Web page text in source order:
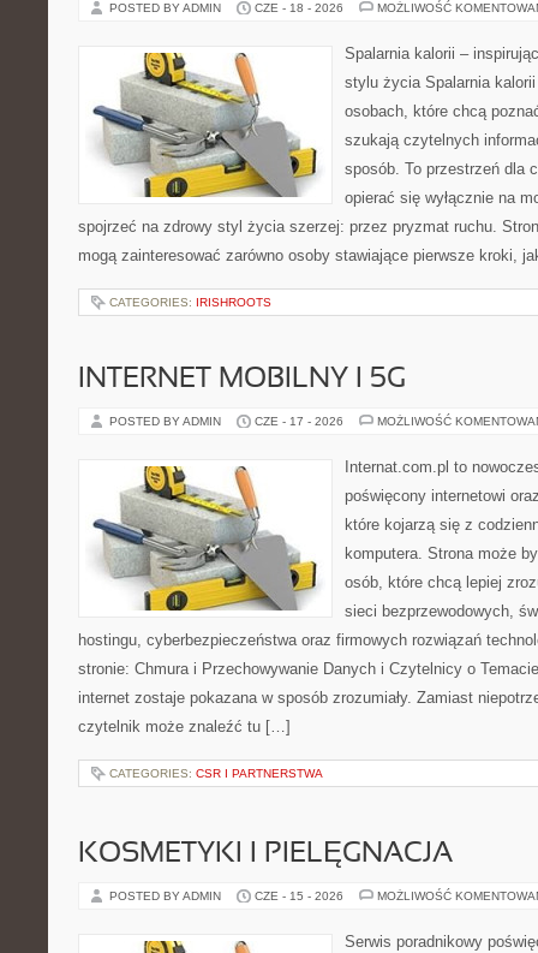
POSTED BY ADMIN CZE - 18 - 2026 MOŻLIWOŚĆ
Spalarnia kalorii –
stylu życia Spalarnia
osobach, które chcą
szukają czytelnych
sposób. To przestrzeń dla
opierać się wyłącznie na
spojrzeć na zdrowy styl życia szerzej: przez pryzmat ruchu.
mogą zainteresować zarówno osoby stawiające pierwsze kroki,
CATEGORIES: IRISHROOTS
INTERNET MOBILNY I 5G
POSTED BY ADMIN CZE - 17 - 2026 MOŻLIWOŚĆ
Internat.com.pl to
poświęcony internetowi
które kojarzą się z
komputera. Strona może
osób, które chcą lepiej
sieci bezprzewodowych,
hostingu, cyberbezpieczeństwa oraz firmowych rozwiązań
stronie: Chmura i Przechowywanie Danych i Czytelnicy o
internet zostaje pokazana w sposób zrozumiały. Zamiast
czytelnik może znaleźć tu […]
CATEGORIES: CSR I PARTNERSTWA
KOSMETYKI I PIELĘGNACJA
POSTED BY ADMIN CZE - 15 - 2026 MOŻLIWOŚĆ
Serwis poradnikowy